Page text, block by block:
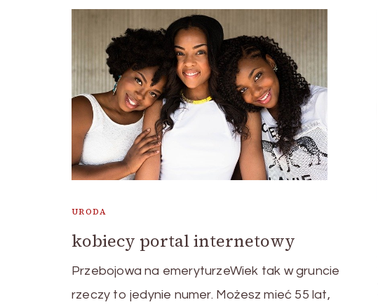
URODA
kobiecy portal internetowy
Przebojowa na emeryturzeWiek tak w gruncie
rzeczy to jedynie numer. Możesz mieć 55 lat,